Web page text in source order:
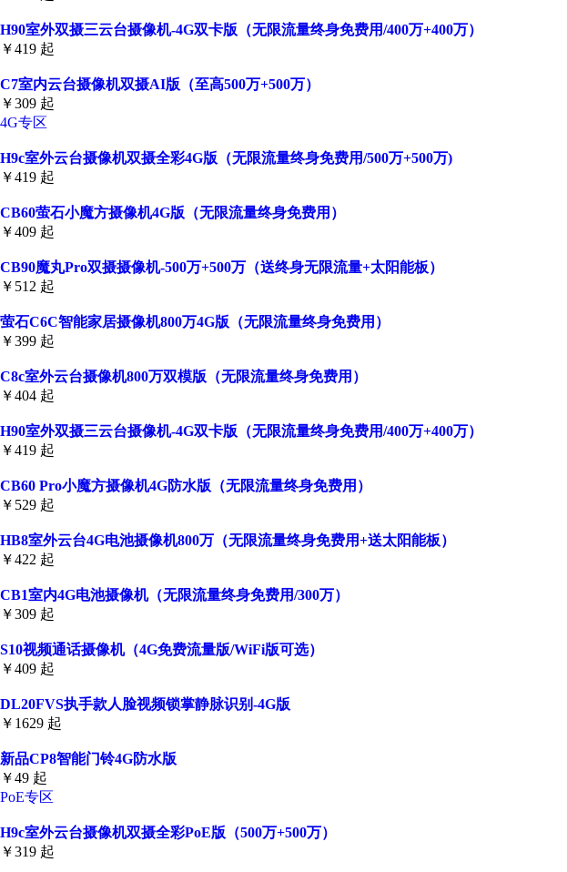
H90室外双摄三云台摄像机-4G双卡版（无限流量终身免费用/400万+400万）
￥419 起
C7室内云台摄像机双摄AI版（至高500万+500万）
￥309 起
4G专区
H9c室外云台摄像机双摄全彩4G版（无限流量终身免费用/500万+500万)
￥419 起
CB60萤石小魔方摄像机4G版（无限流量终身免费用）
￥409 起
CB90魔丸Pro双摄摄像机-500万+500万（送终身无限流量+太阳能板）
￥512 起
萤石C6C智能家居摄像机800万4G版（无限流量终身免费用）
￥399 起
C8c室外云台摄像机800万双模版（无限流量终身免费用）
￥404 起
H90室外双摄三云台摄像机-4G双卡版（无限流量终身免费用/400万+400万）
￥419 起
CB60 Pro小魔方摄像机4G防水版（无限流量终身免费用）
￥529 起
HB8室外云台4G电池摄像机800万（无限流量终身免费用+送太阳能板）
￥422 起
CB1室内4G电池摄像机（无限流量终身免费用/300万）
￥309 起
S10视频通话摄像机（4G免费流量版/WiFi版可选）
￥409 起
DL20FVS执手款人脸视频锁掌静脉识别-4G版
￥1629 起
新品CP8智能门铃4G防水版
￥49 起
PoE专区
H9c室外云台摄像机双摄全彩PoE版（500万+500万）
￥319 起